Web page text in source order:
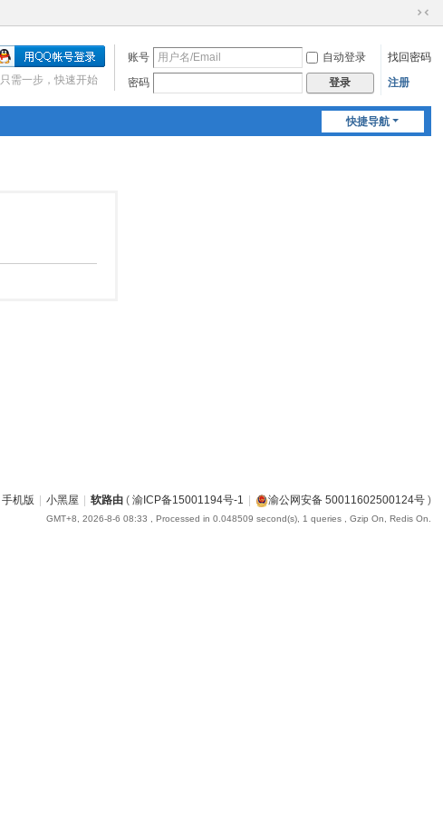
切
到
账号 自动登录
找回密码
密码
登录 注册
只需一步，快速开始
快捷导航
手机版 | 小黑屋 | 软路由( 渝ICP备15001194号-1 | 渝公网安备 50011602500124号)
GMT+8, 2026-8-6 08:33 , Processed in 0.048509 second(s), 1 queries , Gzip On, Redis On.